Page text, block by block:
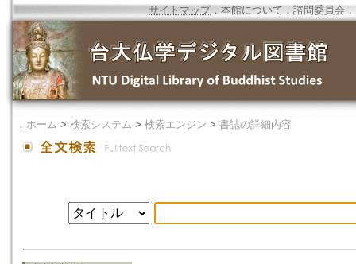
サイトマップ．本館について ． 諮問委員会 ．
． ホーム > 検索システム > 検索エンジン > 書誌の詳細内容